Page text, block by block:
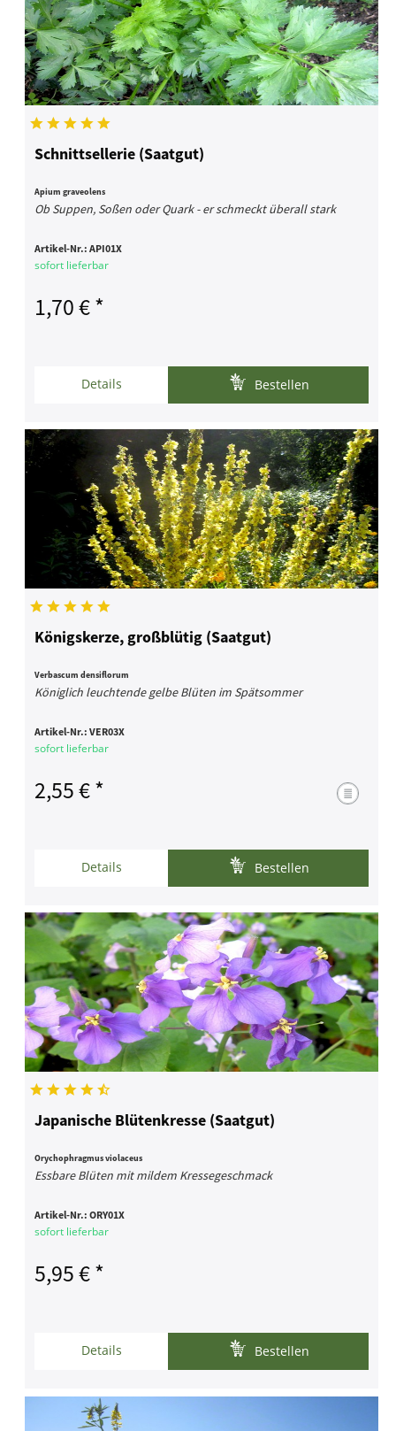
Schnittsellerie (Saatgut)
Apium graveolens
Ob Suppen, Soßen oder Quark - er schmeckt überall stark
Artikel-Nr.:API01X
sofort lieferbar
1,70 € *
Details Bestellen
Königskerze, großblütig (Saatgut)
Verbascum densiflorum
Königlich leuchtende gelbe Blüten im Spätsommer
Artikel-Nr.:VER03X
sofort lieferbar
2,55 € *
Details Bestellen
Japanische Blütenkresse (Saatgut)
Orychophragmus violaceus
Essbare Blüten mit mildem Kressegeschmack
Artikel-Nr.:ORY01X
sofort lieferbar
5,95 € *
Details Bestellen